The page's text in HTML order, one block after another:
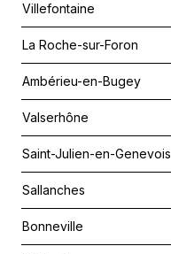
Villefontaine
La Roche-sur-Foron
Ambérieu-en-Bugey
Valserhône
Saint-Julien-en-Genevois
Sallanches
Bonneville